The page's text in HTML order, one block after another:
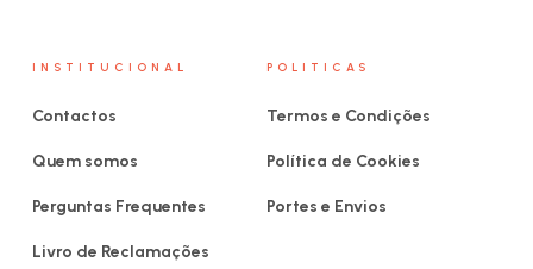
INSTITUCIONAL
Contactos
Quem somos
Perguntas Frequentes
Livro de Reclamações
POLITICAS
Termos e Condições
Política de Cookies
Portes e Envios